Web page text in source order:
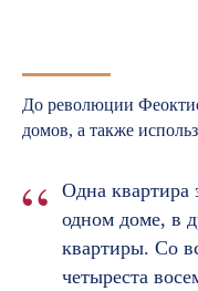
До революции
домов, а также
“
Одна квартира
одном доме, в
квартиры. Со
четыреста